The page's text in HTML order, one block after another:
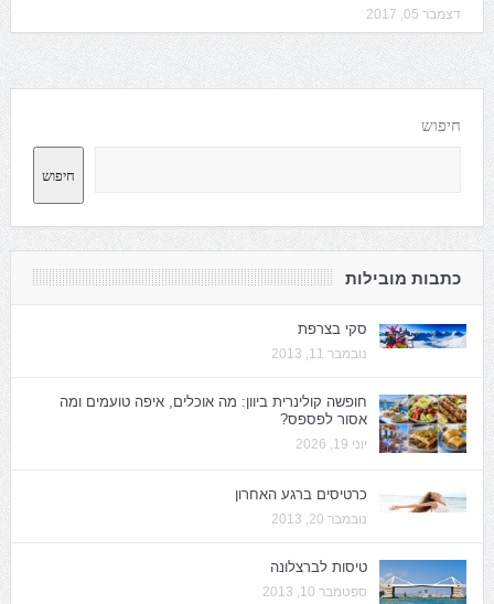
דצמבר 05, 2017
חיפוש
חיפוש
כתבות מובילות
סקי בצרפת
נובמבר 11, 2013
חופשה קולינרית ביוון: מה אוכלים, איפה טועמים ומה
אסור לפספס?
יוני 19, 2026
כרטיסים ברגע האחרון
נובמבר 20, 2013
טיסות לברצלונה
ספטמבר 10, 2013